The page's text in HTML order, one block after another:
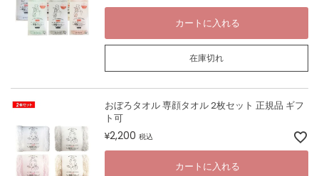
カートに入れる
在庫切れ
おぼろタオル 専顔タオル 2枚セット 正規品 ギフ
ト可
¥2,200 税込
カートに入れる